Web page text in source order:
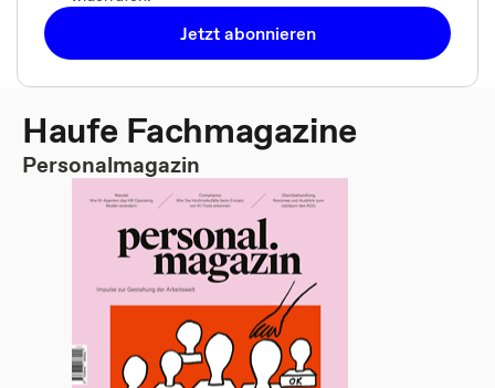
Jetzt abonnieren
Haufe Fachmagazine
Personalmagazin